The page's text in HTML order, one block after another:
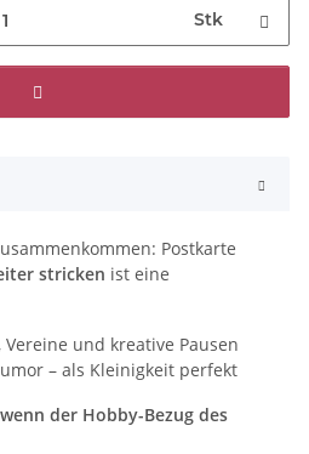
Stk
Postkarte
stricken ist eine
und kreative Pausen
– als Kleinigkeit perfekt
der Hobby-Bezug des